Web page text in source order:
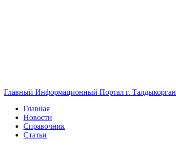
Главный Информационный Портал г. Талдыкорган
Главная
Новости
Справочник
Статьи